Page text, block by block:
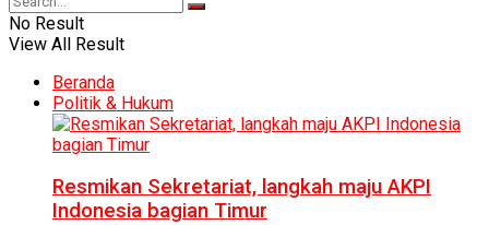
No Result
View All Result
Beranda
Politik & Hukum
Resmikan Sekretariat, langkah maju AKPI
Indonesia bagian Timur